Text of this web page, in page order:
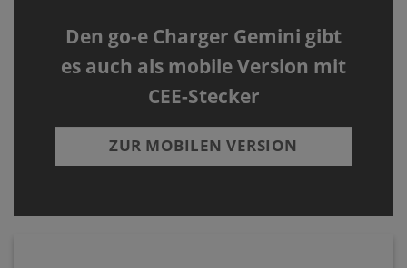
Den go-e Charger Gemini gibt
es auch als mobile Version mit
CEE-Stecker
ZUR MOBILEN VERSION